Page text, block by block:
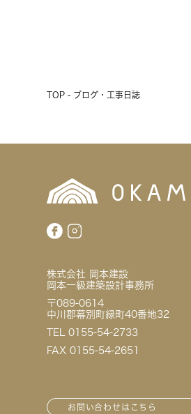
TOP - ブログ・工事日誌
株式会社 岡本建設
岡本一級建築設計事務所
〒089-0614
中川郡幕別町緑町40番地32
TEL 0155-54-2733
FAX 0155-54-2651
お問い合わせはこちら